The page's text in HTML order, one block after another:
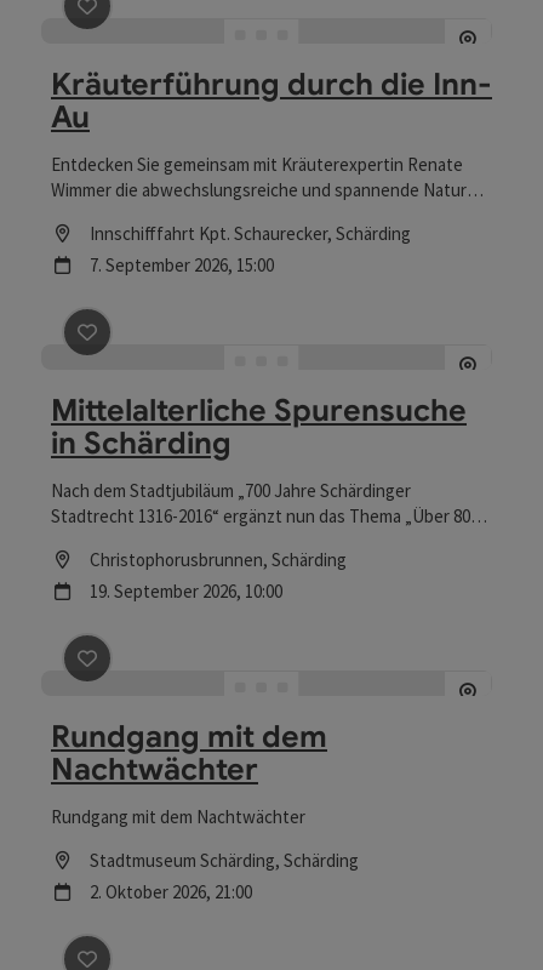
Beitrag merken : Kräuterführung durch die Inn-Au
Kräuterführung durch die Inn-
Au
Entdecken Sie gemeinsam mit Kräuterexpertin Renate
Wimmer die abwechslungsreiche und spannende Natur
Location
Innschifffahrt Kpt. Schaurecker, Schärding
Nächster Termin
7. September 2026, 15:00
Beitrag merken : Mittelalterliche Spurensuche in
Mittelalterliche Spurensuche
in Schärding
Nach dem Stadtjubiläum „700 Jahre Schärdinger
Stadtrecht 1316-2016“ ergänzt nun das Thema „Über 800
Mittelalter.
Location
Christophorusbrunnen, Schärding
Nächster Termin
19. September 2026, 10:00
Beitrag merken : Rundgang mit dem Nachtwächter
Rundgang mit dem
Nachtwächter
Rundgang mit dem Nachtwächter
Location
Stadtmuseum Schärding, Schärding
Nächster Termin
2. Oktober 2026, 21:00